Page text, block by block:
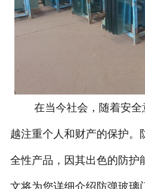
在当今社会，随着安全
越注重个人和财产的保护。
全性产品，因其出色的防护